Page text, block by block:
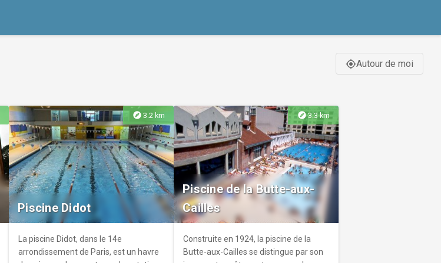
gps_fixedAutour de moi
explore 3.2 km
Piscine Didot
La piscine Didot, dans le 14e
arrondissement de Paris, est un havre
explore3.3 km
Piscine de la Butte-aux-
Cailles
Construite en 1924, la piscine de la
Butte-aux-Cailles se distingue par son